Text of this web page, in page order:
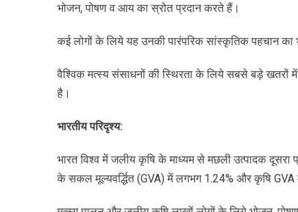
भोजन, पोषण व आय का स्रोत प्रदान करते हैं।
कई लोगों के लिये यह उनकी पारंपरिक सांस्कृतिक पहचान का
वैश्विक मत्स्य संसाधनों की स्थिरता के लिये सबसे बड़े
है।
भारतीय परिदृश्य:
भारत विश्व में जलीय कृषि के माध्यम से मछली उत्पादक
के सकल मूल्यवर्द्धित (GVA) में लगभग 1.24% और कृषि